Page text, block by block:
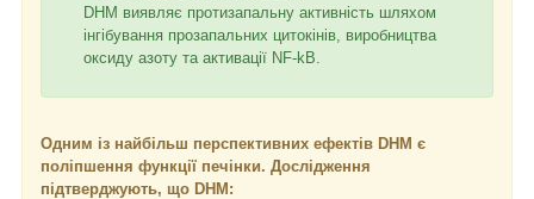
DHM виявляє протизапальну активність шляхом
інгібування прозапальних цитокінів, виробництва
оксиду азоту та активації NF-kB.
Одним із найбільш перспективних ефектів DHM є
поліпшення функції печінки. Дослідження
підтверджують, що DHM: